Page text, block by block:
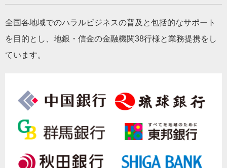
全国各地域でのハラルビジネスの普及と包括的なサポート
を目的とし、地銀・信金の金融機関38行様と業務提携をし
ています。